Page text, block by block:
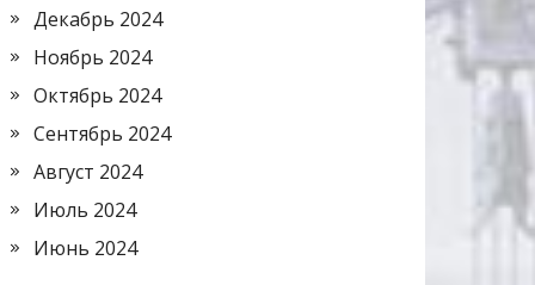
Декабрь 2024
Ноябрь 2024
Октябрь 2024
Сентябрь 2024
Август 2024
Июль 2024
Июнь 2024